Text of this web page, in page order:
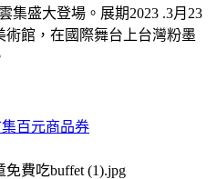
集盛大登場。展期2023 .3月23
術館，在國際舞台上台灣粉墨
百元商品券